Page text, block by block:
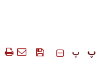
‍‍‍ پ پ